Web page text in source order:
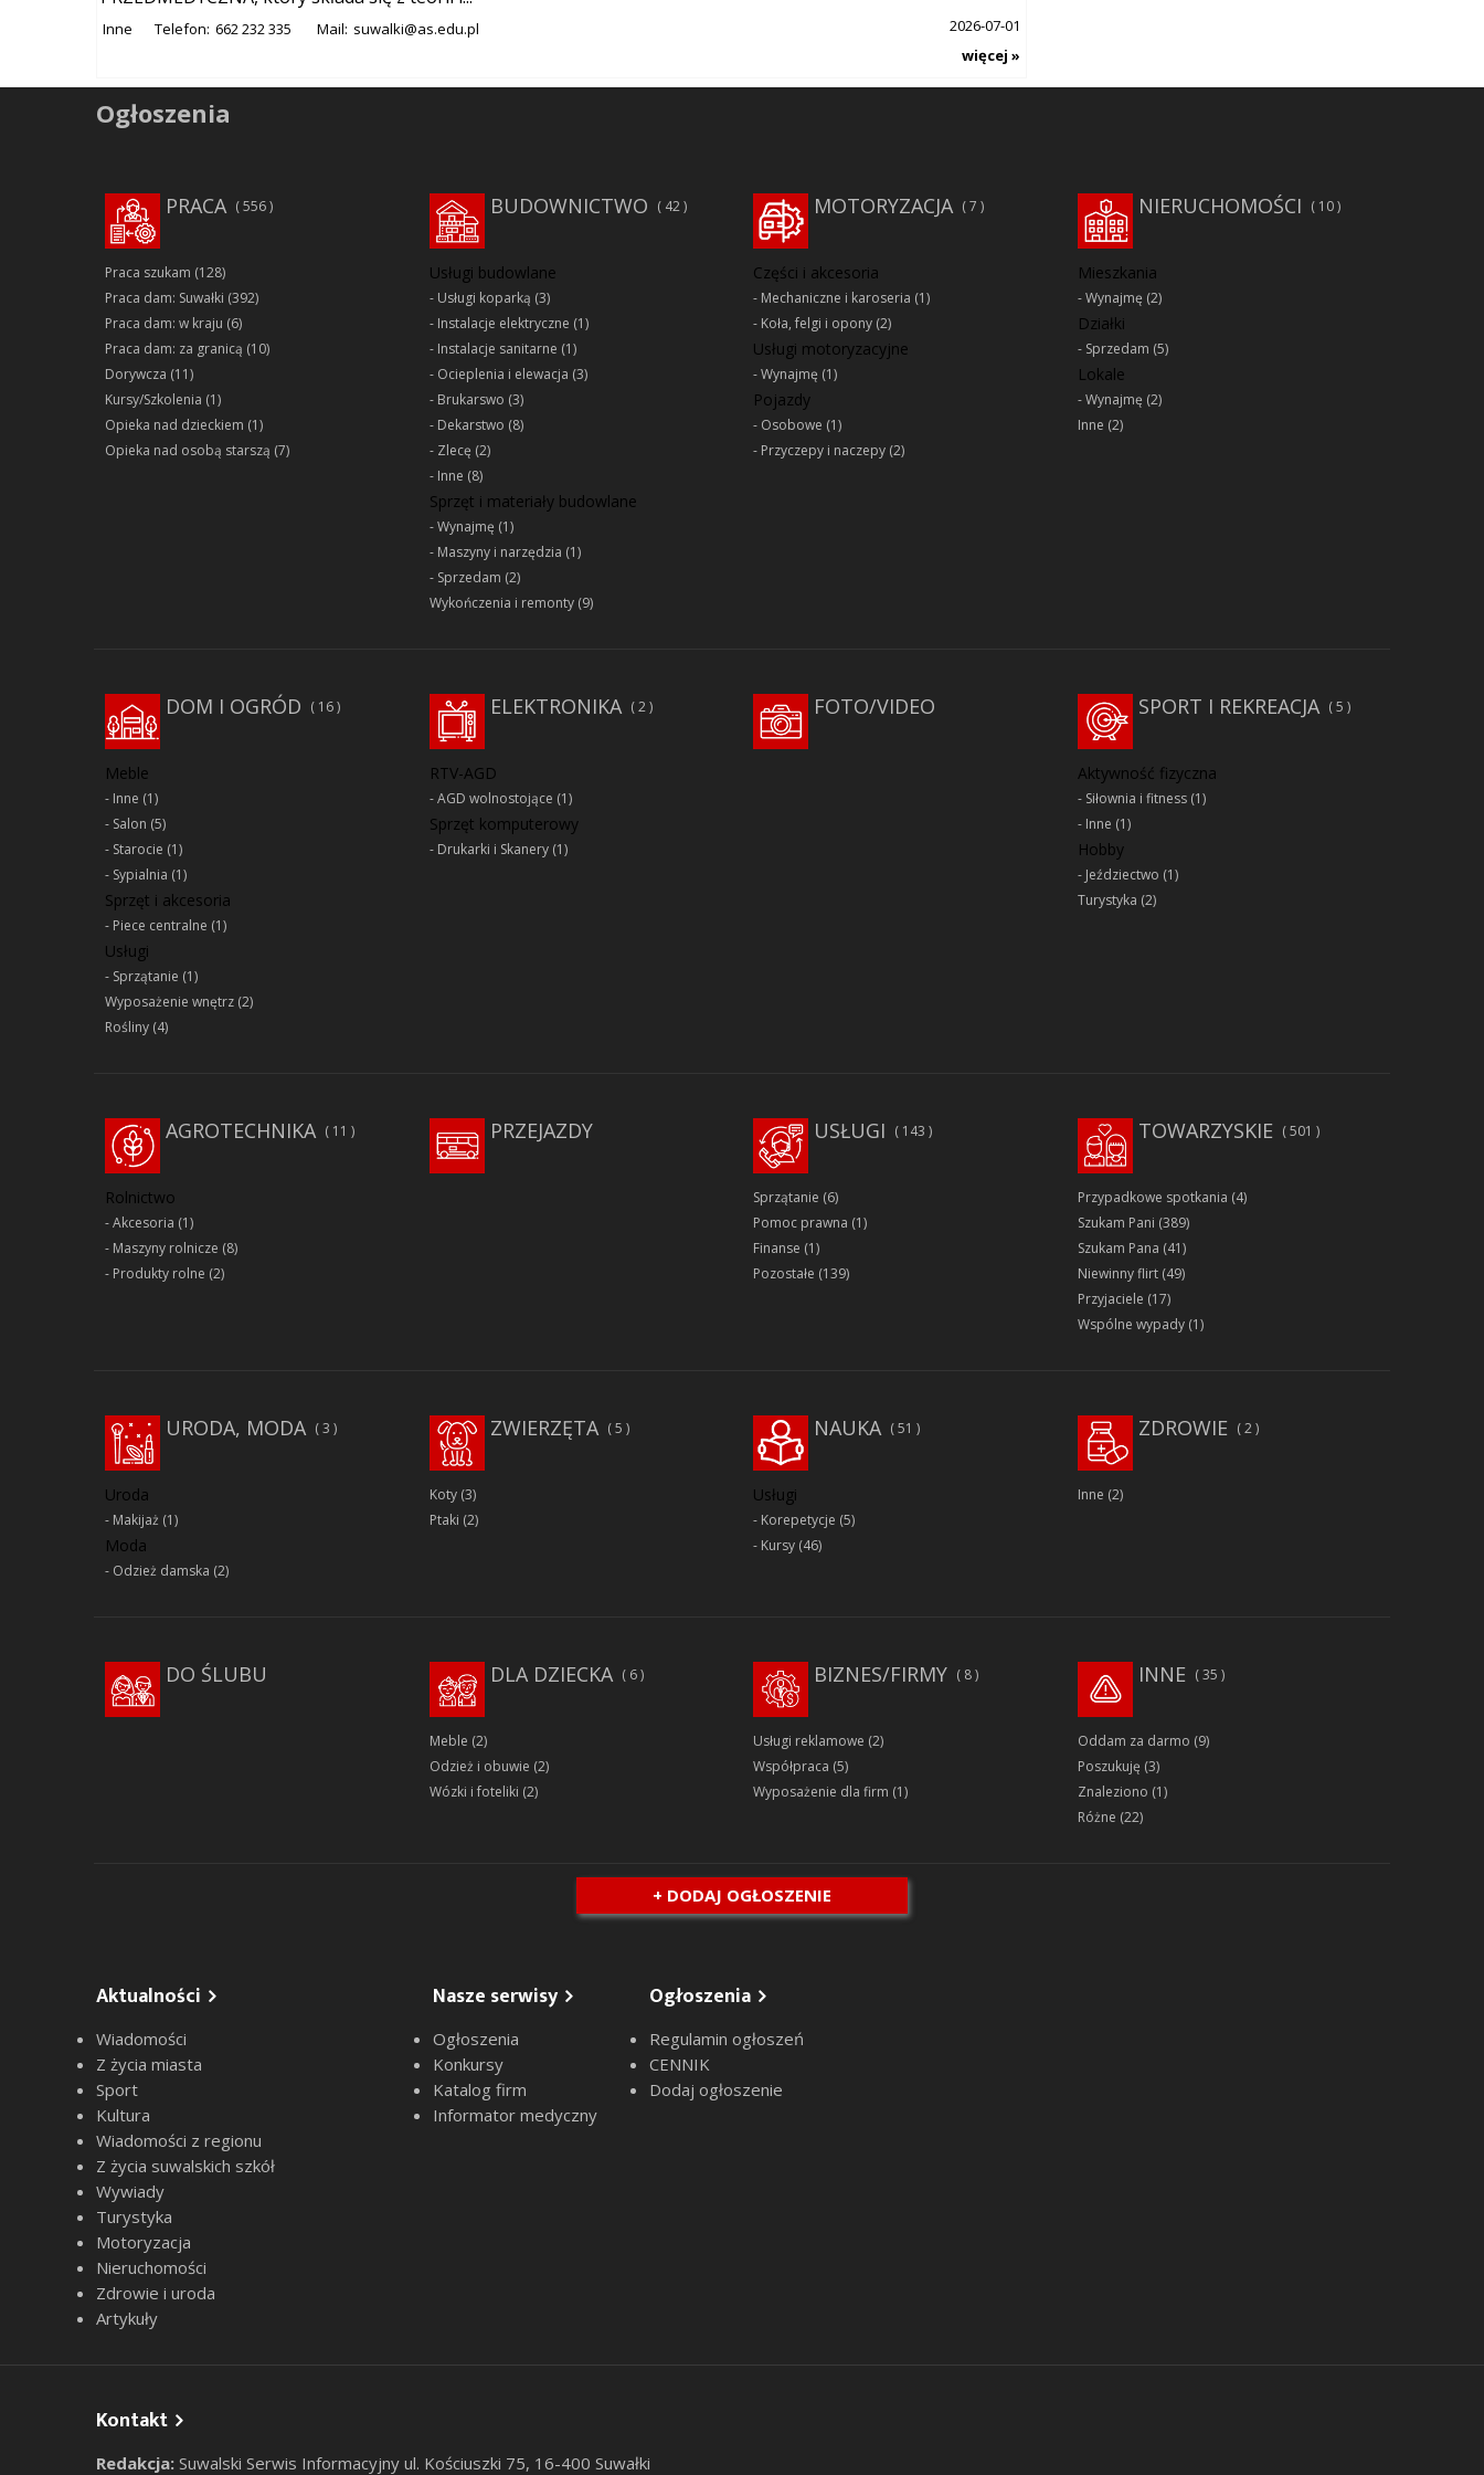
Inne Telefon: 662 232 335 Mail: suwalki@as.edu.pl
2026-07-01
więcej »
Ogłoszenia
PRACA 556
Praca szukam (128)
Praca dam: Suwałki (392)
Praca dam: w kraju (6)
Praca dam: za granicą (10)
Dorywcza (11)
Kursy/Szkolenia (1)
Opieka nad dzieckiem (1)
Opieka nad osobą starszą (7)
BUDOWNICTWO 42
Usługi budowlane
Usługi koparką (3)
Instalacje elektryczne (1)
Instalacje sanitarne (1)
Ocieplenia i elewacja (3)
Brukarswo (3)
Dekarstwo (8)
Zlecę (2)
Inne (8)
Sprzęt i materiały budowlane
Wynajmę (1)
Maszyny i narzędzia (1)
Sprzedam (2)
Wykończenia i remonty(9)
MOTORYZACJA 7
Części i akcesoria
Mechaniczne i karoseria (1)
Koła, felgi i opony (2)
Usługi motoryzacyjne
Wynajmę (1)
Pojazdy
Osobowe (1)
Przyczepy i naczepy (2)
NIERUCHOMOŚCI 10
Mieszkania
Wynajmę (2)
Działki
Sprzedam (5)
Lokale
Wynajmę (2)
Inne (2)
DOM I OGRÓD 16
Meble
Inne (1)
Salon (5)
Starocie (1)
Sypialnia (1)
Sprzęt i akcesoria
Piece centralne (1)
Usługi
Sprzątanie (1)
Wyposażenie wnętrz (2)
Rośliny (4)
2
ELEKTRONIKA
RTV-AGD
AGD wolnostojące (1)
Sprzęt komputerowy
Drukarki i Skanery(1)
FOTO/VIDEO SPORT I REKREACJA 5
Aktywność fizyczna
Siłownia i fitness(1)
Inne (1)
Hobby
Jeździectwo (1)
Turystyka (2)
AGROTECHNIKA 11
Rolnictwo
Akcesoria (1)
Maszyny rolnicze (8)
Produkty rolne (2)
PRZEJAZDY 143
USŁUGI
Sprzątanie (6)
Pomoc prawna (1)
Finanse (1)
Pozostałe (139)
TOWARZYSKIE 501
Przypadkowe spotkania (4)
Szukam Pani (389)
Szukam Pana (41)
Niewinny flirt(49)
Przyjaciele (17)
Wspólne wypady(1)
URODA, MODA 3
Uroda
Makijaż (1)
Moda
Odzież damska (2)
ZWIERZĘTA 5
Koty(3)
Ptaki (2)
51
NAUKA
Usługi
Korepetycje (5)
Kursy (46)
ZDROWIE 2
Inne (2)
DO ŚLUBU 6
DLA DZIECKA
Meble (2)
Odzież i obuwie (2)
Wózki i foteliki (2)
8
BIZNES/FIRMY
Usługi reklamowe (2)
Współpraca (5)
Wyposażenie dla firm (1)
35
INNE
Oddam za darmo (9)
Poszukuję (3)
Znaleziono (1)
Różne (22)
+ DODAJ OGŁOSZENIE
Aktualności
Wiadomości
Z życia miasta
Sport
Kultura
Wiadomości z regionu
Z życia suwalskich szkół
Wywiady
Turystyka
Motoryzacja
Nieruchomości
Zdrowie i uroda
Artykuły
Nasze serwisy
Ogłoszenia
Konkursy
Katalog firm
Informator medyczny
Ogłoszenia
Regulamin ogłoszeń
CENNIK
Dodaj ogłoszenie
Kontakt
Redakcja: Suwalski Serwis Informacyjny ul. Kościuszki 75, 16-400 Suwałki